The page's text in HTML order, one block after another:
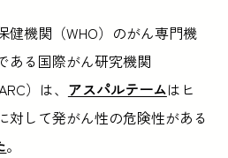
健機関（WHO）のがん専門機
ある国際がん研究機関
）は、 アスパルテームはヒ
対して発がん性の危険性がある
。